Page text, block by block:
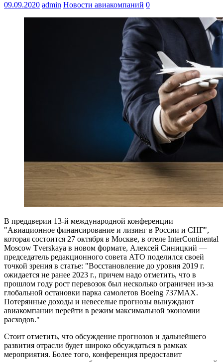
09.09.2020 admin Новости авиакомпаний 0
В преддверии 13-й международной конференции
"Авиационное финансирование и лизинг в России и СНГ",
которая состоится 27 октября в Москве, в отеле InterContinental
Moscow Tverskaya в новом формате, Алексей Синицкий —
председатель редакционного совета АТО поделился своей
точкой зрения в статье: "Восстановление до уровня 2019 г.
ожидается не ранее 2023 г., причем надо отметить, что в
прошлом году рост перевозок был несколько ограничен из-за
глобальной остановки парка самолетов Boeing 737MAX.
Потерянные доходы и невеселые прогнозы вынуждают
авиакомпании перейти в режим максимальной экономии
расходов."
Стоит отметить, что обсуждение прогнозов и дальнейшего
развития отрасли будет широко обсуждаться в рамках
мероприятия. Более того, конференция предоставит